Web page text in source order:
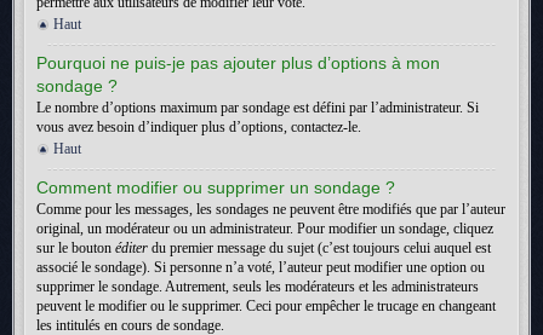
Haut
Pourquoi ne puis-je pas ajouter plus d’options à mon
sondage ?
Le nombre d’options maximum par sondage est défini par l’administrateur. Si
vous avez besoin d’indiquer plus d’options, contactez-le.
Haut
Comment modifier ou supprimer un sondage ?
Comme pour les messages, les sondages ne peuvent être modifiés que par l’auteur
original, un modérateur ou un administrateur. Pour modifier un sondage, cliquez
sur le bouton éditer du premier message du sujet (c’est toujours celui auquel est
associé le sondage). Si personne n’a voté, l’auteur peut modifier une option ou
supprimer le sondage. Autrement, seuls les modérateurs et les administrateurs
peuvent le modifier ou le supprimer. Ceci pour empêcher le trucage en changeant
les intitulés en cours de sondage.